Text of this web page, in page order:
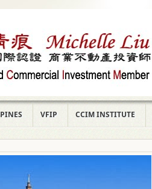
VFIP CCIM INSTITUTE